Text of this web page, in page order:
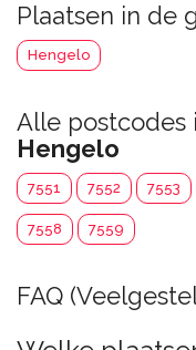
Plaatsen in de
Hengelo
Alle
Hengelo
7551 7552 7553
7558 7559
FAQ